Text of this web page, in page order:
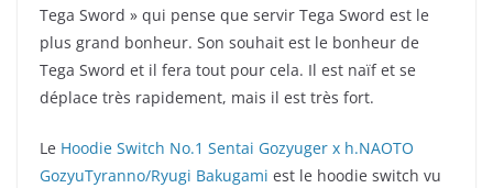
Tega Sword » qui pense que servir Tega Sword est le
plus grand bonheur. Son souhait est le bonheur de
Tega Sword et il fera tout pour cela. Il est naïf et se
déplace très rapidement, mais il est très fort.
Le Hoodie Switch No.1 Sentai Gozyuger x h.NAOTO
GozyuTyranno/Ryugi Bakugami est le hoodie switch vu